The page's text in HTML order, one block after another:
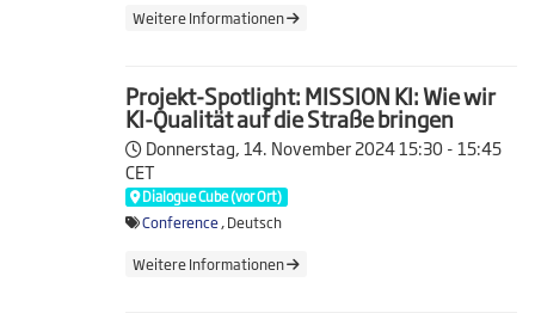
Weitere Informationen
Projekt-Spotlight: MISSION KI: Wie wir
KI-Qualität auf die Straße bringen
Donnerstag, 14. November 202415:30 - 15:45
CET
Dialogue Cube (vor Ort)
Conference, Deutsch
Weitere Informationen